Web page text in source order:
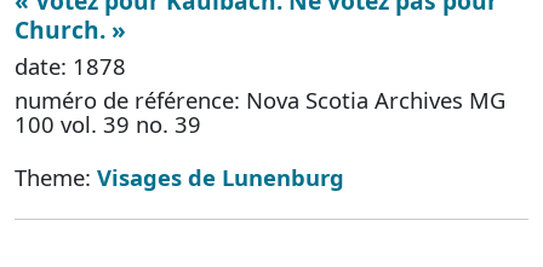
Church. »
date: 1878
numéro de référence: Nova Scotia Archives MG
100 vol. 39 no. 39
Theme: Visages de Lunenburg